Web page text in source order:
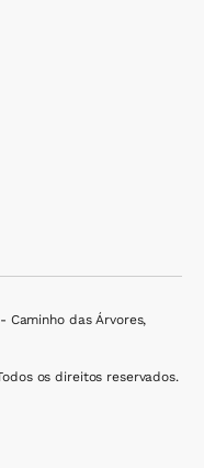
Caminho das Árvores,
os direitos reservados.